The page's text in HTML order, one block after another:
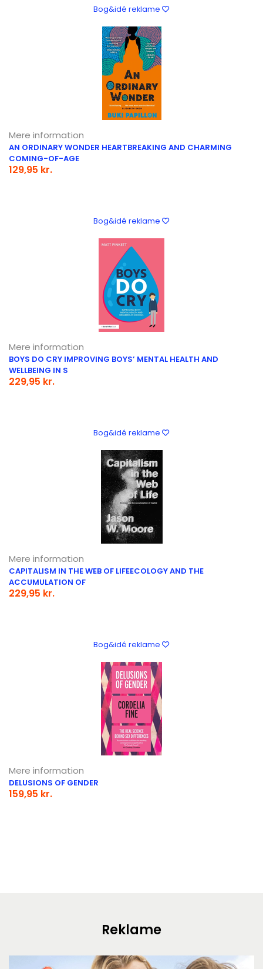
Bog&idé reklame
Mere information
AN ORDINARY WONDER HEARTBREAKING AND CHARMING
COMING-OF-AGE
129,95 kr.
Bog&idé reklame
Mere information
BOYS DO CRY IMPROVING BOYS’ MENTAL HEALTH AND
WELLBEING IN S
229,95 kr.
Bog&idé reklame
Mere information
CAPITALISM IN THE WEB OF LIFEECOLOGY AND THE
ACCUMULATION OF
229,95 kr.
Bog&idé reklame
Mere information
DELUSIONS OF GENDER
159,95 kr.
Reklame